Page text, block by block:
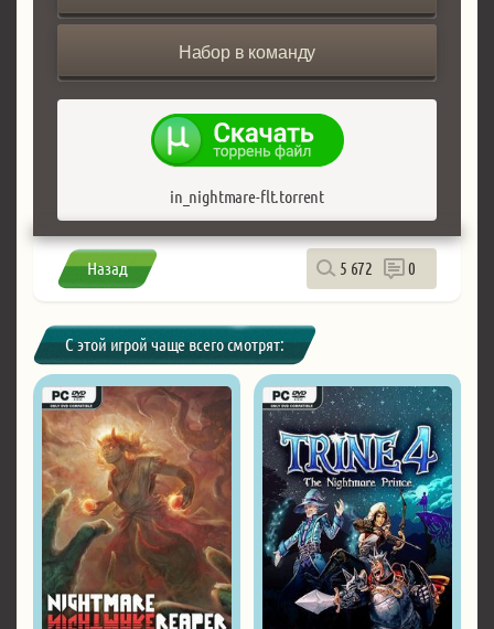
Набор в команду
in_nightmare-flt.torrent
Назад 5 672 0
С этой игрой чаще всего смотрят: